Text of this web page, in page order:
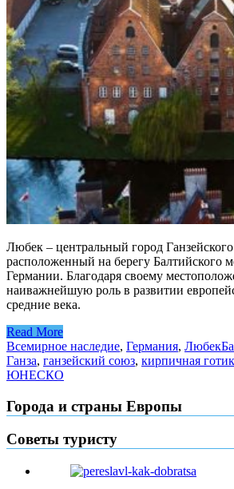
Любек – центральный город
расположенный на берегу Балтийского
Германии. Благодаря своему
наиважнейшую роль в развитии
средние века.
Read More
Всемирное наследие, Германия, Любек
Ганза, ганзейский союз, кирпичная
ЮНЕСКО
Города и страны Европы
Советы туристу